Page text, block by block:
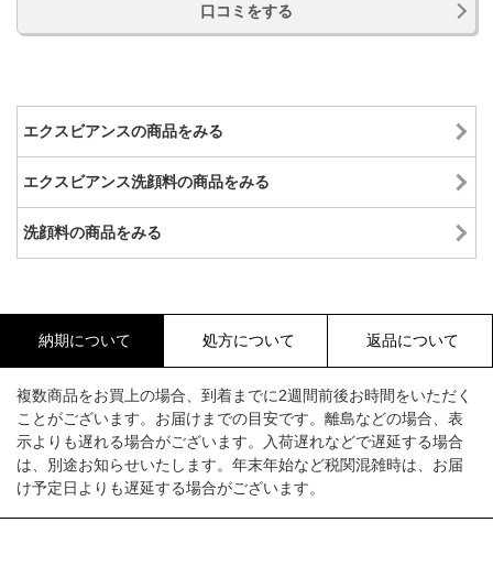
口コミをする
エクスビアンスの商品をみる
エクスビアンス洗顔料の商品をみる
洗顔料の商品をみる
納期について 処方について 返品について
複数商品をお買上の場合、到着までに2週間前後お時間をいただく
ことがございます。お届けまでの目安です。離島などの場合、表
示よりも遅れる場合がございます。入荷遅れなどで遅延する場合
は、別途お知らせいたします。年末年始など税関混雑時は、お届
け予定日よりも遅延する場合がございます。